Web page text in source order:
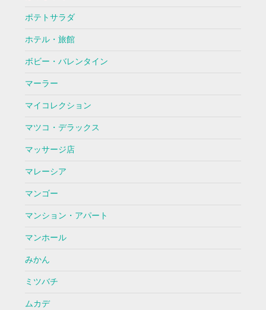
ポテトサラダ
ホテル・旅館
ボビー・バレンタイン
マーラー
マイコレクション
マツコ・デラックス
マッサージ店
マレーシア
マンゴー
マンション・アパート
マンホール
みかん
ミツバチ
ムカデ